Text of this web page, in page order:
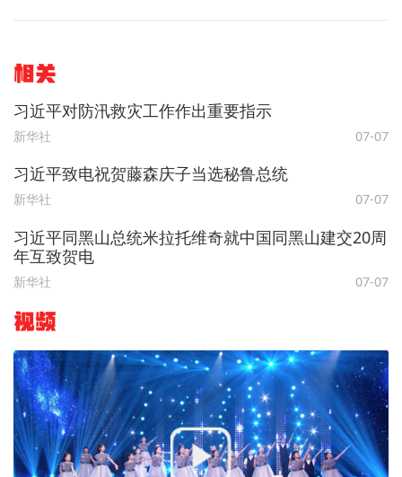
相关
习近平对防汛救灾工作作出重要指示
新华社 07-07
习近平致电祝贺藤森庆子当选秘鲁总统
新华社 07-07
习近平同黑山总统米拉托维奇就中国同黑山建交20周
年互致贺电
新华社 07-07
视频